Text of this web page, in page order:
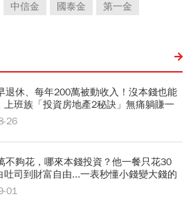
中信金 國泰金 第一金
退休、每年200萬被動收入！沒本錢也能
上班族「投資房地產2秘訣」無痛躺賺一
26
不夠花，哪來本錢投資？他一餐只花30
吐司到財富自由...一表秒懂小錢變大錢的
01